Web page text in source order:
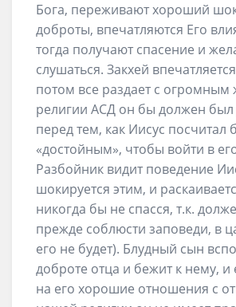
Бога, переживают хороший
доброты, впечатляются Его
тогда получают спасение и
слушаться. Закхей
потом все раздает с
религии АСД он бы должен был
перед тем, как Иисус посчитал
«достойным», чтобы войти в
Разбойник видит поведение
шокируется этим, и
никогда бы не спасся, т.к.
прежде соблюсти заповеди, в
его не будет). Блудный сын
доброте отца и бежит к нему, и
на его хорошие отношения с